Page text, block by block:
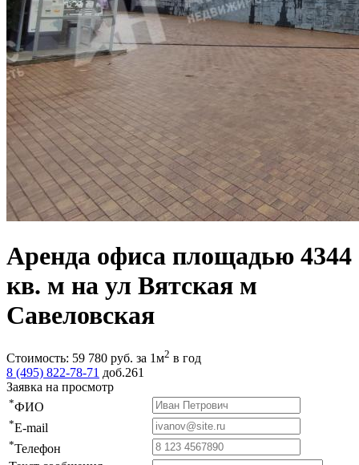
Аренда офиса площадью 4344
кв. м на ул Вятская м
Савеловская
Стоимость: 59 780 руб. за 1м2 в год
8 (495) 822-78-71 доб.261
Заявка на просмотр
*ФИО
*E-mail
*Телефон